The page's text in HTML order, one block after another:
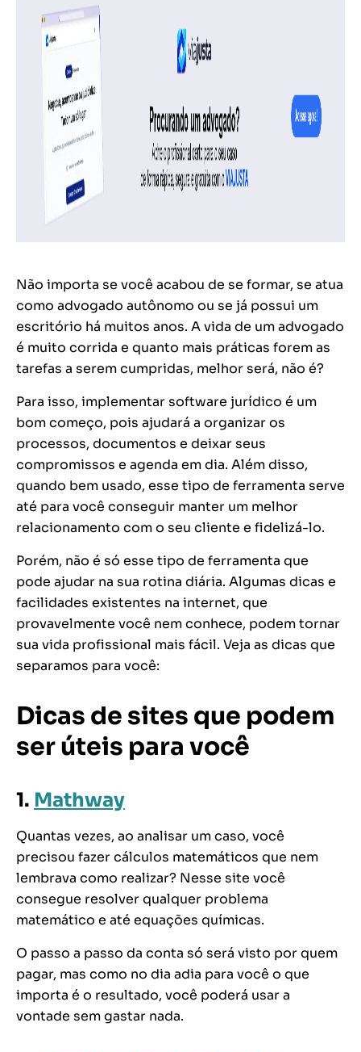
Não importa se você acabou de se formar, se atua
como advogado autônomo ou se já possui um
escritório há muitos anos. A vida de um advogado
é muito corrida e quanto mais práticas forem as
tarefas a serem cumpridas, melhor será, não é?
Para isso, implementar software jurídico é um
bom começo, pois ajudará a organizar os
processos, documentos e deixar seus
compromissos e agenda em dia. Além disso,
quando bem usado, esse tipo de ferramenta serve
até para você conseguir manter um melhor
relacionamento com o seu cliente e fidelizá-lo.
Porém, não é só esse tipo de ferramenta que
pode ajudar na sua rotina diária. Algumas dicas e
facilidades existentes na internet, que
provavelmente você nem conhece, podem tornar
sua vida profissional mais fácil. Veja as dicas que
separamos para você:
Dicas de sites que podem
ser úteis para você
1. Mathway
Quantas vezes, ao analisar um caso, você
precisou fazer cálculos matemáticos que nem
lembrava como realizar? Nesse site você
consegue resolver qualquer problema
matemático e até equações químicas.
O passo a passo da conta só será visto por quem
pagar, mas como no dia adia para você o que
importa é o resultado, você poderá usar a
vontade sem gastar nada.